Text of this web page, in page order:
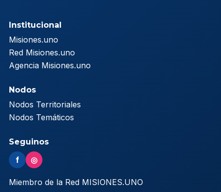
Institucional
Misiones.uno
Red Misiones.uno
Agencia Misiones.uno
Nodos
Nodos Territoriales
Nodos Temáticos
Seguinos
f ◎
Miembro de la Red MISIONES.UNO